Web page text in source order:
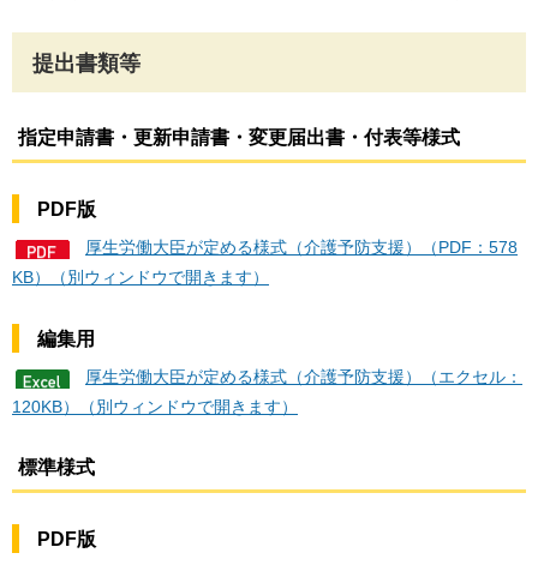
提出書類等
指定申請書・更新申請書・変更届出書・付表等様式
PDF版
厚生労働大臣が定める様式（介護予防支援）（PDF：578
KB）（別ウィンドウで開きます）
編集用
厚生労働大臣が定める様式（介護予防支援）（エクセル：
120KB）（別ウィンドウで開きます）
標準様式
PDF版